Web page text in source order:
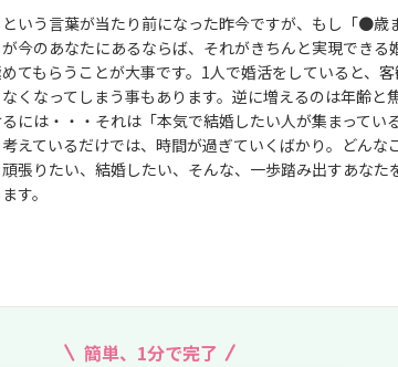
いう言葉が当たり前になった昨今ですが、もし「●歳
今のあなたにあるならば、それがきちんと実現できる
てもらうことが大事です。1人で婚活をしていると、
くなってしまう事もあります。逆に増えるのは年齢と
には・・・それは「本気で結婚したい人が集まってい
えているだけでは、時間が過ぎていくばかり。どんな
張りたい、結婚したい、そんな、一歩踏み出すあなた
す。
簡単、1分で完了